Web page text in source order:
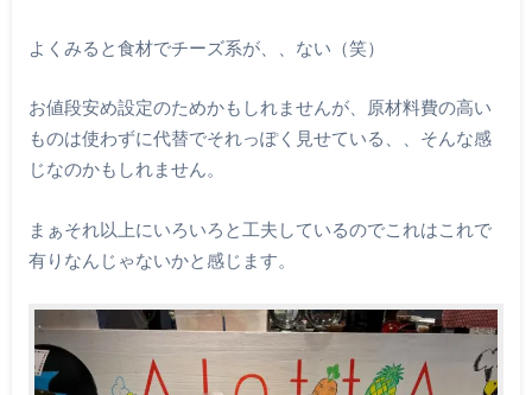
よくみると食材でチーズ系が、、ない（笑）
お値段安め設定のためかもしれませんが、原材料費の高い
ものは使わずに代替でそれっぽく見せている、、そんな感
じなのかもしれません。
まぁそれ以上にいろいろと工夫しているのでこれはこれで
有りなんじゃないかと感じます。